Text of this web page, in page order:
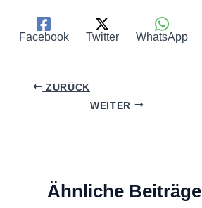
Facebook Twitter WhatsApp
ZURÜCK
WEITER
Ähnliche Beiträge